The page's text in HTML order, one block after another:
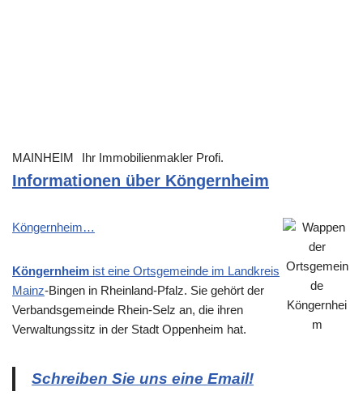
MAINHEIM Ihr Immobilienmakler Profi.
Informationen über Köngernheim
Köngernheim…
Köngernheim ist eine Ortsgemeinde im Landkreis
Mainz-Bingen in Rheinland-Pfalz. Sie gehört der
Verbandsgemeinde Rhein-Selz an, die ihren
Verwaltungssitz in der Stadt Oppenheim hat.
Schreiben Sie uns eine Email!